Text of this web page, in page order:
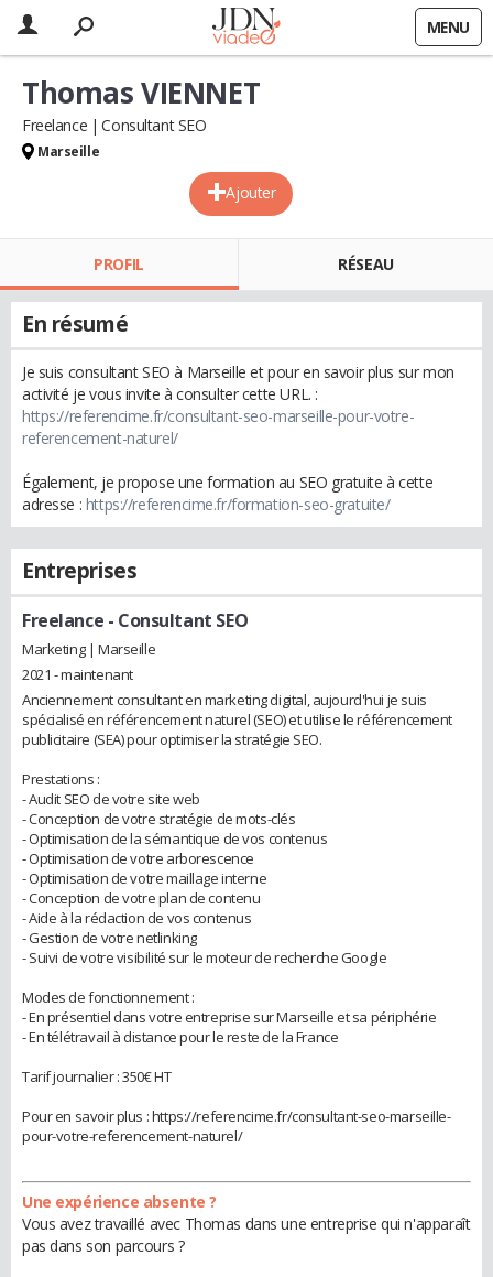
MENU
Ajouter
Thomas VIENNET
Freelance Consultant SEO
Marseille
PROFIL RÉSEAU
En résumé
Je suis consultant SEO à Marseille et pour en savoir plus sur mon
activité je vous invite à consulter cette URL. :
https://referencime.fr/consultant-seo-marseille-pour-votre-
referencement-naturel/
Également, je propose une formation au SEO gratuite à cette
adresse : https://referencime.fr/formation-seo-gratuite/
Entreprises
Freelance - Consultant SEO
Marketing | Marseille
2021 - maintenant
Anciennement consultant en marketing digital, aujourd'hui je suis
spécialisé en référencement naturel (SEO) et utilise le référencement
publicitaire (SEA) pour optimiser la stratégie SEO.
Prestations :
- Audit SEO de votre site web
- Conception de votre stratégie de mots-clés
- Optimisation de la sémantique de vos contenus
- Optimisation de votre arborescence
- Optimisation de votre maillage interne
- Conception de votre plan de contenu
- Aide à la rédaction de vos contenus
- Gestion de votre netlinking
- Suivi de votre visibilité sur le moteur de recherche Google
Modes de fonctionnement :
- En présentiel dans votre entreprise sur Marseille et sa périphérie
- En télétravail à distance pour le reste de la France
Tarif journalier : 350€ HT
Pour en savoir plus : https://referencime.fr/consultant-seo-marseille-
pour-votre-referencement-naturel/
Une expérience absente ?
Vous avez travaillé avec Thomas dans une entreprise qui n'apparaît
pas dans son parcours ?